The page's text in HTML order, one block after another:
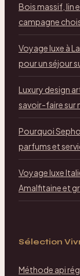
Bois massif, lin
campagne
Voyage luxe à
pour un séjour
Luxury design
savoir-faire sur
Pourquoi
parfums et
Voyage luxe
Amalfitaine et
Sélection
Méthode api